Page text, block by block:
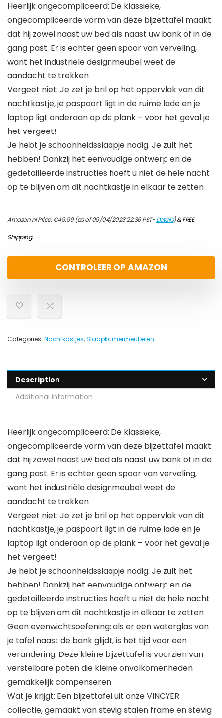
Heerlijk ongecompliceerd: De klassieke,
ongecompliceerde vorm van deze bijzettafel maakt
dat hij zowel naast uw bed als naast uw bank of in de
gang past. Er is echter geen spoor van verveling,
want het industriële designmeubel weet de
aandacht te trekken
Vergeet niet: Je zet je bril op het oppervlak van dit
nachtkastje, je paspoort ligt in de ruime lade en je
laptop ligt onderaan op de plank – voor het geval je
het vergeet!
Je hebt je schoonheidsslaapje nodig. Je zult het
hebben! Dankzij het eenvoudige ontwerp en de
gedetailleerde instructies hoeft u niet de hele nacht
op te blijven om dit nachtkastje in elkaar te zetten
Amazon.nl Price:€49.99(as of 09/04/2023 22:36 PST-Details)&FREE
Shipping.
CONTROLEER OP AMAZON
Categories: Nachtkastjes,Slaapkamermeubelen
Description
Additional information
Heerlijk ongecompliceerd: De klassieke,
ongecompliceerde vorm van deze bijzettafel maakt
dat hij zowel naast uw bed als naast uw bank of in de
gang past. Er is echter geen spoor van verveling,
want het industriële designmeubel weet de
aandacht te trekken
Vergeet niet: Je zet je bril op het oppervlak van dit
nachtkastje, je paspoort ligt in de ruime lade en je
laptop ligt onderaan op de plank – voor het geval je
het vergeet!
Je hebt je schoonheidsslaapje nodig. Je zult het
hebben! Dankzij het eenvoudige ontwerp en de
gedetailleerde instructies hoeft u niet de hele nacht
op te blijven om dit nachtkastje in elkaar te zetten
Geen evenwichtsoefening: als er een waterglas van
je tafel naast de bank glijdt, is het tijd voor een
verandering. Deze kleine bijzettafel is voorzien van
verstelbare poten die kleine onvolkomenheden
gemakkelijk compenseren
Wat je krijgt: Een bijzettafel uit onze VINCYER
collectie, gemaakt van stevig stalen frame en stevig